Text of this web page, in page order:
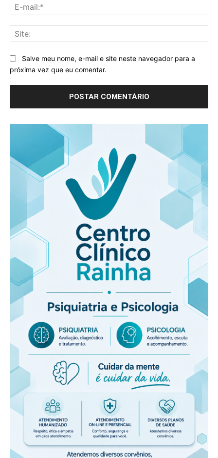
Salve meu nome, e-mail e site neste navegador para a
próxima vez que eu comentar.